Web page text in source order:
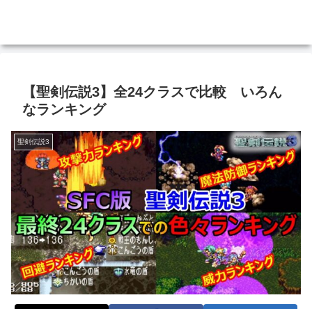
【聖剣伝説3】全24クラスで比較 いろん
なランキング
聖剣伝説3